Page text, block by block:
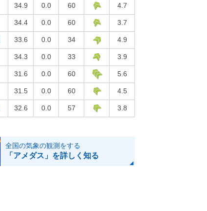
34.9 0.0 60 4.7
34.4 0.0 60 3.7
33.6 0.0 34 4.9
34.3 0.0 33 3.9
31.6 0.0 60 5.6
31.5 0.0 60 4.5
32.6 0.0 57 3.8
全国の気象の観測をする
「アメダス」を詳しく知る